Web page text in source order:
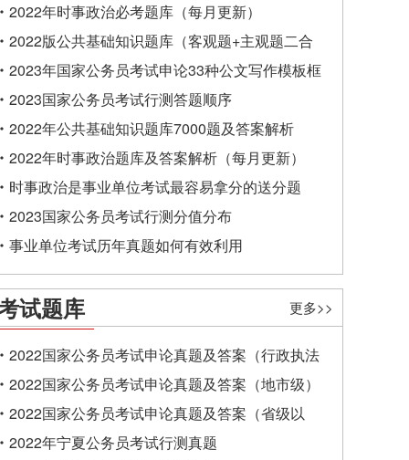
一次进入后可接续做题？
2022年时事政治必考题库（每月更新）
2022版公共基础知识题库（客观题+主观题二合
一）
2023年国家公务员考试申论33种公文写作模板框
架
2023国家公务员考试行测答题顺序
2022年公共基础知识题库7000题及答案解析
2022年时事政治题库及答案解析（每月更新）
时事政治是事业单位考试最容易拿分的送分题
2023国家公务员考试行测分值分布
事业单位考试历年真题如何有效利用
试题库 更多>>
2022国家公务员考试申论真题及答案（行政执法
类）
2022国家公务员考试申论真题及答案（地市级）
2022国家公务员考试申论真题及答案（省级以
上）
2022年宁夏公务员考试行测真题